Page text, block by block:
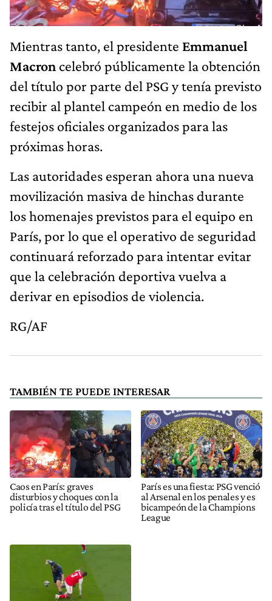
Mientras tanto, el presidente Emmanuel
Macron celebró públicamente la obtención
del título por parte del PSG y tenía previsto
recibir al plantel campeón en medio de los
festejos oficiales organizados para las
próximas horas.
Las autoridades esperan ahora una nueva
movilización masiva de hinchas durante
los homenajes previstos para el equipo en
París, por lo que el operativo de seguridad
continuará reforzado para intentar evitar
que la celebración deportiva vuelva a
derivar en episodios de violencia.
RG/AF
TAMBIÉN TE PUEDE INTERESAR
Caos en París: graves
disturbios y choques con la
policía tras el título del PSG
París es una fiesta: PSG venció
al Arsenal en los penales y es
bicampeón de la Champions
League